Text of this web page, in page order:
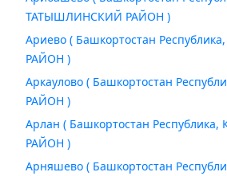
ТАТЫШЛИНСКИЙ РАЙОН )
Ариево ( Башкортостан
РАЙОН )
Аркаулово ( Башкортостан
РАЙОН )
Арлан ( Башкортостан
РАЙОН )
Арняшево ( Башкортостан